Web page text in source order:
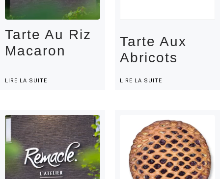
Tarte Au Riz
Macaron
LIRE LA SUITE
Tarte Aux
Abricots
LIRE LA SUITE